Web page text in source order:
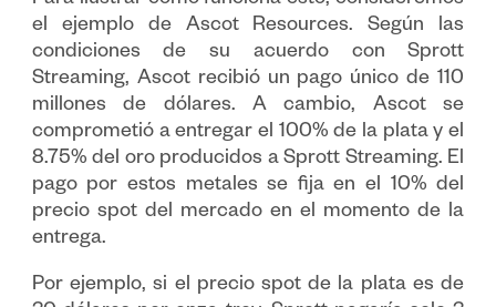
el ejemplo de Ascot Resources. Según las
condiciones de su acuerdo con Sprott
Streaming, Ascot recibió un pago único de 110
millones de dólares. A cambio, Ascot se
comprometió a entregar el 100% de la plata y el
8.75% del oro producidos a Sprott Streaming. El
pago por estos metales se fija en el 10% del
precio spot del mercado en el momento de la
entrega.
Por ejemplo, si el precio spot de la plata es de